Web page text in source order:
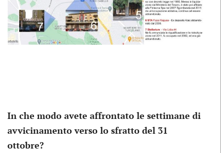
In che modo avete affrontato le settimane di
avvicinamento verso lo sfratto del 31
ottobre?